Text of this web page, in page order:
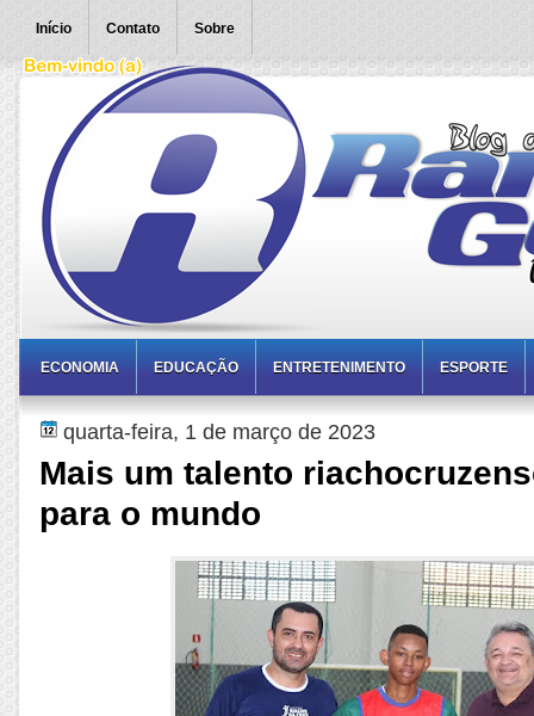
Início Contato Sobre
ECONOMIA EDUCAÇÃO ENTRETENIMENTO ESPORTE
quarta-feira, 1 de março de 2023
Mais um talento
para o mundo